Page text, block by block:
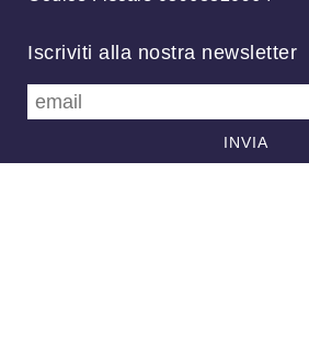
Iscriviti alla nostra newsletter